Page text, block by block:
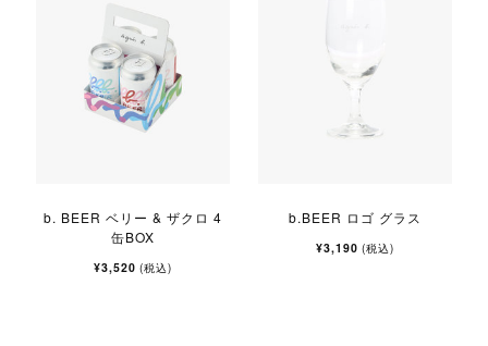
b. BEER ベリー & ザクロ 4
缶BOX
¥3,520(税込)
b.BEER ロゴ グラス
¥3,190(税込)